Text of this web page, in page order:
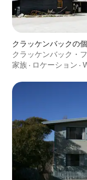
クラッケンバックの
クラッケンバック・
家族 · ロケーション ·